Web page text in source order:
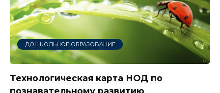
ДОШКОЛЬНОЕ ОБРАЗОВАНИЕ
Технологическая карта НОД по
познавательному развитию